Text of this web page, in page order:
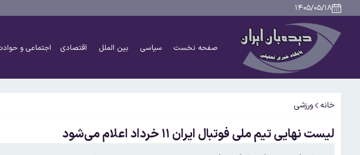
۱۴۰۵/۰۵/۱۸
صفحه نخست سیاسی بین الملل اقتصادی اجتماعی و
خانه ورزشی
لیست نهایی تیم ملی فوتبال ایران ۱۱ خرداد اعلام می‌شود